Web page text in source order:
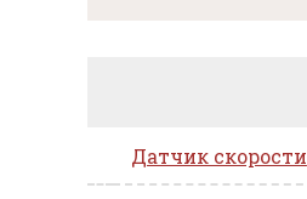
Датчик скорости